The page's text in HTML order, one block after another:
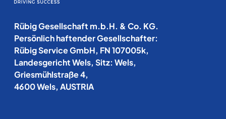
Rübig Gesellschaft m.b.H. & Co. KG.
Persönlich haftender Gesellschafter:
Rübig Service GmbH, FN 107005k,
Landesgericht Wels, Sitz: Wels,
Griesmühlstraße 4,
4600 Wels, AUSTRIA